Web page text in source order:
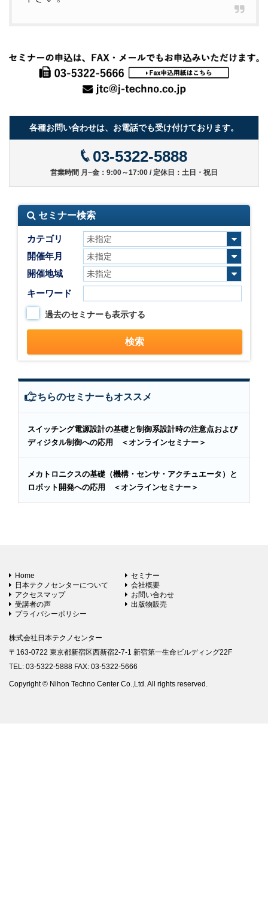
各種お問い合わせは、お電話でも受け付けております。
03-5322-5888
営業時間 月~金：9:00～17:00 / 定休日：土日・祝日
セミナー検索
カテゴリ
開催年月
開催地域
キーワード
過去のセミナーも表示する
こちらのセミナーもオススメ
スイッチング電源設計の基礎と制御系設計時の注意点および
ディジタル制御への応用 ＜オンラインセミナー＞
メカトロニクスの基礎（機構・センサ・アクチュエータ）と
ロボット開発への応用 ＜オンラインセミナー＞
Home
セミナー
日本テクノセンターについて
会社概要
アクセスマップ
お問い合わせ
受講者の声
出版物販売
プライバシーポリシー
株式会社日本テクノセンター
〒163-0722 東京都新宿区西新宿2-7-1 新宿第一生命ビルディング22F
TEL: 03-5322-5888 FAX: 03-5322-5666
Copyright © Nihon Techno Center Co.,Ltd. All rights reserved.